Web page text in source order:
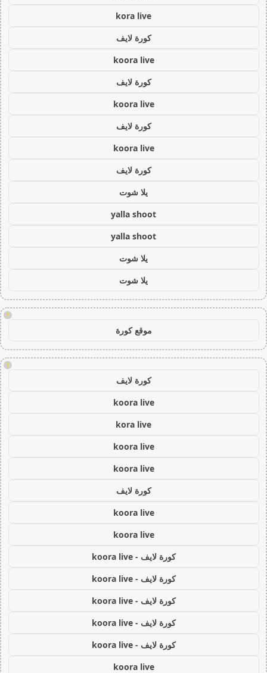
kora live
كورة لايف
koora live
كورة لايف
koora live
كورة لايف
koora live
كورة لايف
يلا شوت
yalla shoot
yalla shoot
يلا شوت
يلا شوت
!
موقع كورة
!
كورة لايف
koora live
kora live
koora live
koora live
كورة لايف
koora live
koora live
كورة لايف - koora live
كورة لايف - koora live
كورة لايف - koora live
كورة لايف - koora live
كورة لايف - koora live
koora live